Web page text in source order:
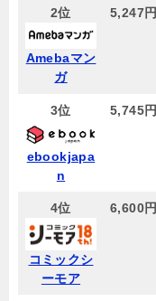
2位
Amebaマン
ガ
5,247円
3位
ebookjapa
n
5,745円
4位
コミックシ
ーモア
6,600円